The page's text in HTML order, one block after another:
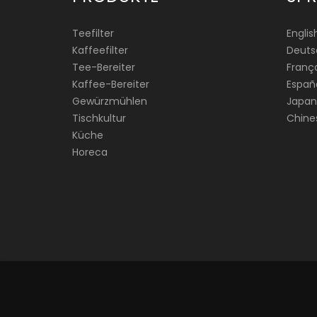
Teefilter
Kaffeefilter
Tee-Bereiter
Kaffee-Bereiter
Gewürzmühlen
Tischkultur
Küche
Horeca